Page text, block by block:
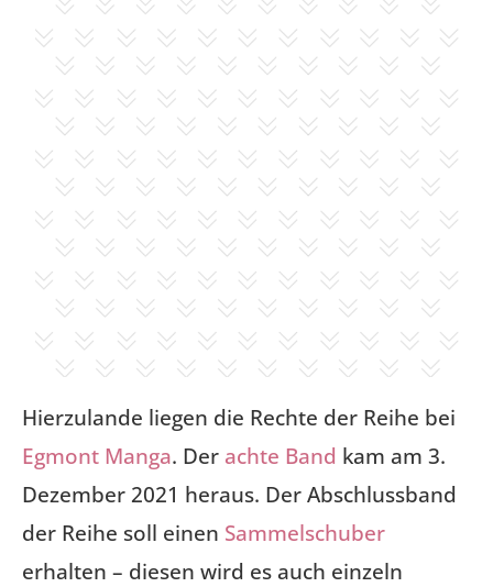
Hierzulande liegen die Rechte der Reihe bei
Egmont Manga. Der achte Band kam am 3.
Dezember 2021 heraus. Der Abschlussband
der Reihe soll einen Sammelschuber
erhalten – diesen wird es auch einzeln